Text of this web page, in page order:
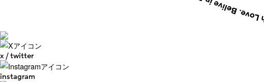
x / twitter
instagram